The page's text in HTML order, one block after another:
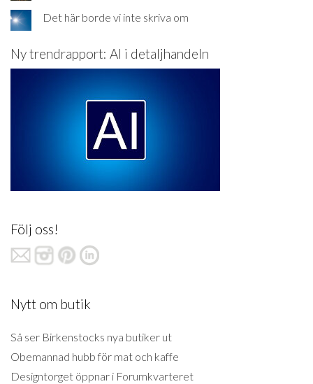
Det här borde vi inte skriva om
Ny trendrapport: AI i detaljhandeln
Följ oss!
Nytt om butik
Så ser Birkenstocks nya butiker ut
Obemannad hubb för mat och kaffe
Designtorget öppnar i Forumkvarteret